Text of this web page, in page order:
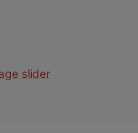
slider